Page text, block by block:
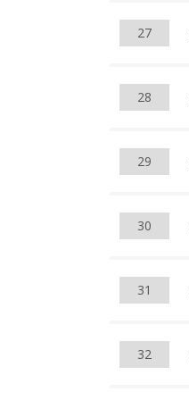
27
28
29
30
31
32